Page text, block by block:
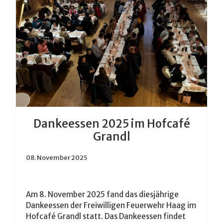
Dankeessen 2025 im Hofcafé
Grandl
08. November 2025
Am 8. November 2025 fand das diesjährige
Dankeessen der Freiwilligen Feuerwehr Haag im
Hofcafé Grandl statt. Das Dankeessen findet